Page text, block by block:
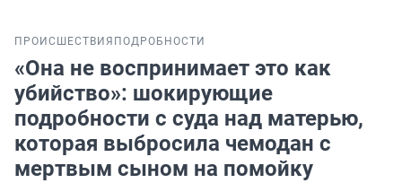
ПРОИСШЕСТВИЯ ПОДРОБНОСТИ
«Она не воспринимает это как
убийство»: шокирующие
подробности с суда над матерью,
которая выбросила чемодан с
мертвым сыном на помойку